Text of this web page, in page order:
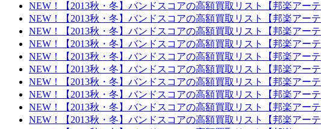
NEW！【2013秋・冬】バンドスコアの高額買取リスト【邦楽アー
NEW！【2013秋・冬】バンドスコアの高額買取リスト【邦楽アー
NEW！【2013秋・冬】バンドスコアの高額買取リスト【邦楽アー
NEW！【2013秋・冬】バンドスコアの高額買取リスト【邦楽アー
NEW！【2013秋・冬】バンドスコアの高額買取リスト【邦楽アー
NEW！【2013秋・冬】バンドスコアの高額買取リスト【邦楽アー
NEW！【2013秋・冬】バンドスコアの高額買取リスト【邦楽アー
NEW！【2013秋・冬】バンドスコアの高額買取リスト【邦楽アー
NEW！【2013秋・冬】バンドスコアの高額買取リスト【邦楽アー
NEW！【2013秋・冬】バンドスコアの高額買取リスト【邦楽アー